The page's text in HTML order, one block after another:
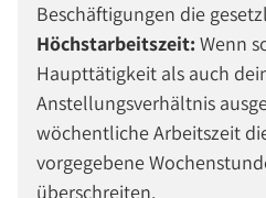
Beschäftigungen die
Höchstarbeitszeit: Wenn
Haupttätigkeit als auch
Anstellungsverhältnis
wöchentliche Arbeitszeit
vorgegebene
überschreiten.